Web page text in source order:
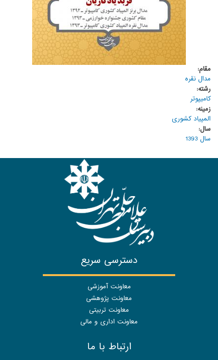
مقام:
مدال نقره
رشته:
کامیپوتر
زمینه:
المپیاد کشوری
سال:
سال 1393
دسترسی سریع
معاونت آموزشی
معاونت پژوهشی
معاونت تربیتی
معاونت اداری و مالی
ارتباط با ما